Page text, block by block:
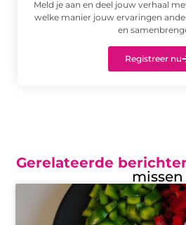
Meld je aan en deel jouw verhaal
welke manier jouw ervaringen
en
Registreer nu
Gerelateerde
missen